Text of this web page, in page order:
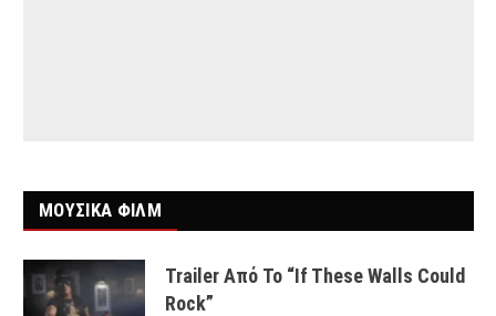
ΜΟΥΣΙΚΑ ΦΙΛΜ
Trailer Από Το “If These Walls Could
Rock”